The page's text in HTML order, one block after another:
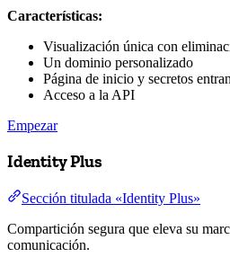
Características:
Visualización única con
Un dominio personalizado
Página de inicio y secretos
Acceso a la API
Empezar
Identity Plus
Sección titulada «Identity Plus»
Compartición segura que eleva su
comunicación.